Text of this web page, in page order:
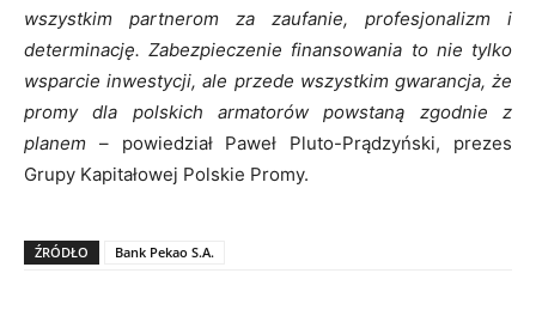
wszystkim partnerom za zaufanie, profesjonalizm i
determinację. Zabezpieczenie finansowania to nie tylko
wsparcie inwestycji, ale przede wszystkim gwarancja, że
promy dla polskich armatorów powstaną zgodnie z
planem – powiedział Paweł Pluto-Prądzyński, prezes
Grupy Kapitałowej Polskie Promy.
ŹRÓDŁO Bank Pekao S.A.